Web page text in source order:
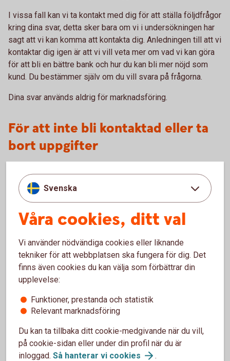
I vissa fall kan vi ta kontakt med dig för att ställa följdfrågor
kring dina svar, detta sker bara om vi i undersökningen har
sagt att vi kan komma att kontakta dig. Anledningen till att vi
kontaktar dig igen är att vi vill veta mer om vad vi kan göra
för att bli en bättre bank och hur du kan bli mer nöjd som
kund. Du bestämmer själv om du vill svara på frågorna.
Dina svar används aldrig för marknadsföring.
För att inte bli kontaktad eller ta
bort uppgifter
om du ångrar att du deltagit i en undersökning som inte är
anonym, kan du kontakta oss och be att vi tar bort dina svar.
Välkommen in till ditt bankkontor eller
ring 0771-23 00 23 .
Information om behandling av
personuppgifter
kundundersökningar hanteras enligt gällande lagstiftning
och sparas som längst i två år.
Läs mer om behandling av personuppgifter
Svenska
Våra cookies, ditt val
Vi använder nödvändiga cookies eller liknande
tekniker för att webbplatsen ska fungera för dig. Det
finns även cookies du kan välja som förbättrar din
upplevelse:
Funktioner, prestanda och statistik
Relevant marknadsföring
Du kan ta tillbaka ditt cookie-medgivande när du vill,
på cookie-sidan eller under din profil när du är
inloggad. Så hanterar vi cookies .